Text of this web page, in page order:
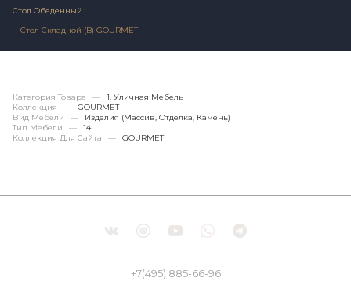
Стол Обеденный
—Стол Складной (B) GOURMET
Категория Товара —
1. Уличная Мебель
Коллекция
—
GOURMET
Вид Мебели
—
Изделия (массив, Отделка, Камень)
Тип Мебели
—
14
Коллекция Для Сайта
— GOURMET
+7(495) 885-66-96